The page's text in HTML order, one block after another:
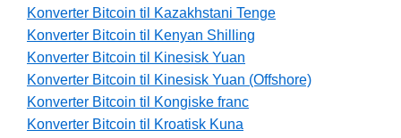
Konverter Bitcoin til Kazakhstani Tenge
Konverter Bitcoin til Kenyan Shilling
Konverter Bitcoin til Kinesisk Yuan
Konverter Bitcoin til Kinesisk Yuan (Offshore)
Konverter Bitcoin til Kongiske franc
Konverter Bitcoin til Kroatisk Kuna